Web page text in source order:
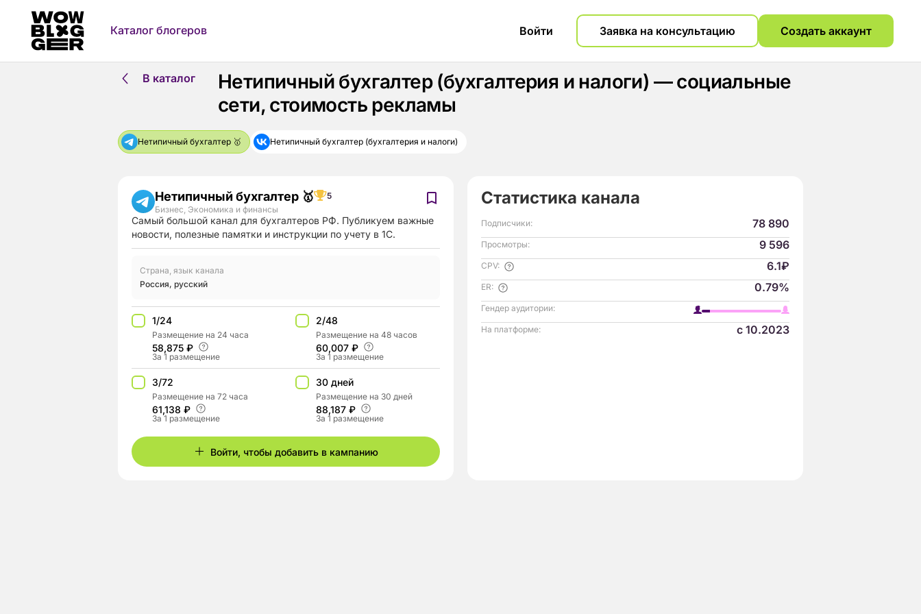
Каталог блогеров Войти Заявка на консультацию Создать аккаунт
В каталог
Нетипичный бухгалтер (бухгалтерия и налоги) — социальные
сети, стоимость рекламы
Нетипичный бухгалтер 🥇 Нетипичный бухгалтер (бухгалтерия и налоги)
Нетипичный бухгалтер 🥇
5
Бизнес, Экономика и финансы
Самый большой канал для бухгалтеров РФ. Публикуем важные
новости, полезные памятки и инструкции по учету в 1С.
Страна, язык канала
Россия, русский
1/24
Размещение на 24 часа
58,875 ₽
За 1 размещение
2/48
Размещение на 48 часов
60,007 ₽
За 1 размещение
3/72
Размещение на 72 часа
61,138 ₽
За 1 размещение
30 дней
Размещение на 30 дней
88,187 ₽
За 1 размещение
Войти, чтобы добавить в кампанию
Статистика канала
Подписчики: 78 890
Просмотры: 9 596
CPV: 6.1₽
ER: 0.79%
Гендер аудитории:
На платформе: с 10.2023